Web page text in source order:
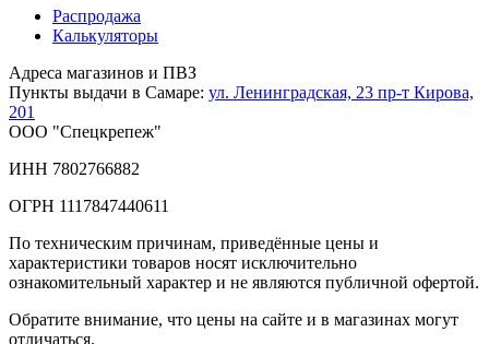
Распродажа
Калькуляторы
Адреса магазинов и ПВЗ
Пункты выдачи в Самаре: ул. Ленинградская, 23 пр-т Кирова,
201
ООО "Спецкрепеж"
ИНН 7802766882
ОГРН 1117847440611
По техническим причинам, приведённые цены и
характеристики товаров носят исключительно
ознакомительный характер и не являются публичной офертой.
Обратите внимание, что цены на сайте и в магазинах могут
отличаться.